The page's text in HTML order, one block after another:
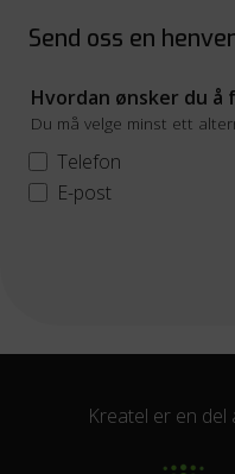
Send oss en
Hvordan ønsker du å
Du må velge minst ett
Telefon
E-post
Kreatel er en del